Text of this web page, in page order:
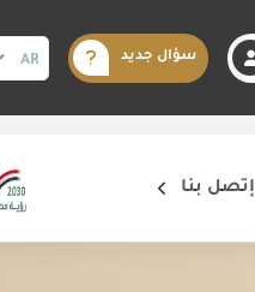
سؤال جديد AR
إتصل بنا